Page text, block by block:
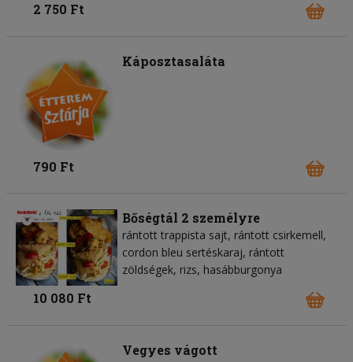
2 750 Ft
Káposztasaláta
790 Ft
Bőségtál 2 személyre
rántott trappista sajt, rántott csirkemell,
cordon bleu sertéskaraj, rántott
zöldségek, rizs, hasábburgonya
10 080 Ft
Vegyes vágott